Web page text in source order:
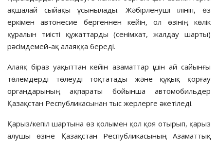
ақшалай сыйақы ұсынылады. Жәбірленуші ілініп, өз
еркімен автонесие бергеннен кейін, ол өзінің көлік
құралын тиісті құжаттарды (сенімхат, жалдау шарты)
рәсімдемей-ақ алаяққа береді.
Алаяқ біраз уақыттан кейін азаматтар үшін ай сайынғы
төлемдерді төлеуді тоқтатады және құқық қорғау
органдарының ақпараты бойынша автомобильдер
Қазақстан Республикасынан тыс жерлерге әкетіледі.
Қарыз/кепіл шартына өз қолымен қол қоя отырып, қарыз
алушы өзіне Қазақстан Республикасының Азаматтық